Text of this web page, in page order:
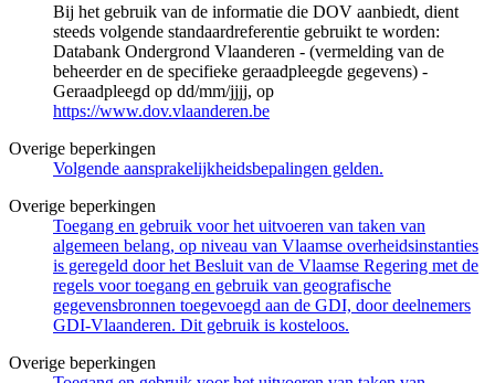
Bij het gebruik van de informatie die DOV aanbiedt, dient
steeds volgende standaardreferentie gebruikt te worden:
Databank Ondergrond Vlaanderen - (vermelding van de
beheerder en de specifieke geraadpleegde gegevens) -
Geraadpleegd op dd/mm/jjjj, op
https://www.dov.vlaanderen.be
Overige beperkingen
Volgende aansprakelijkheidsbepalingen gelden.
Overige beperkingen
Toegang en gebruik voor het uitvoeren van taken van
algemeen belang, op niveau van Vlaamse overheidsinstanties
is geregeld door het Besluit van de Vlaamse Regering met de
regels voor toegang en gebruik van geografische
gegevensbronnen toegevoegd aan de GDI, door deelnemers
GDI-Vlaanderen. Dit gebruik is kosteloos.
Overige beperkingen